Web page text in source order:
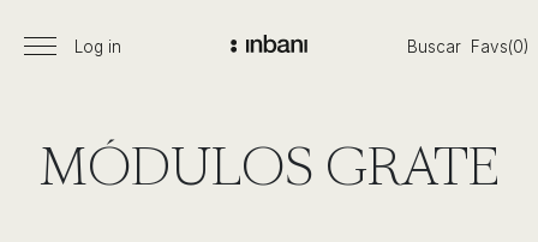
de
baños,
Menú
Log in Buscar Favs(0)
MÓDULOS GRATE